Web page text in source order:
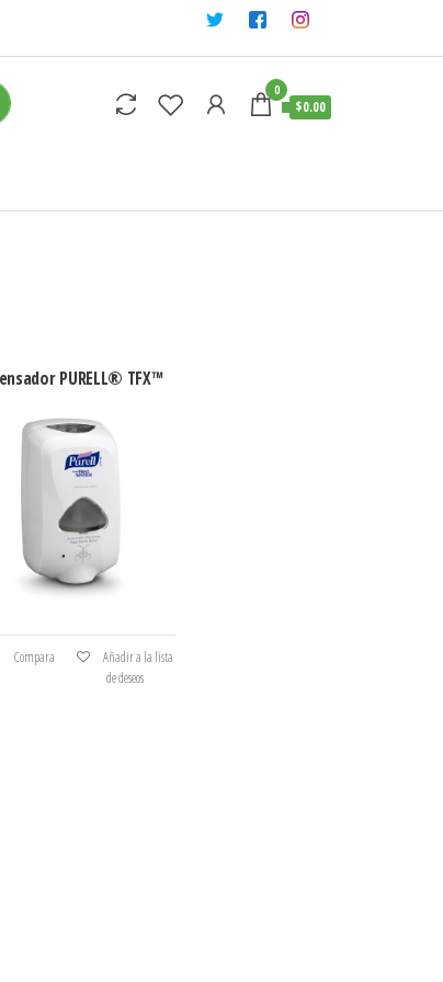
0
$0.00
PURELL® TFX™
Compara
Añadir a la lista
de deseos